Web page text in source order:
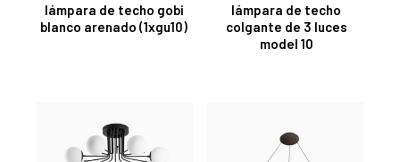
lámpara de techo gobi
blanco arenado (1xgu10)
lámpara de techo
colgante de 3 luces
model 10